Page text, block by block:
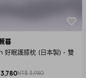
暮
好眠護膝枕 (日本製) - 雙
NT$ 3,980